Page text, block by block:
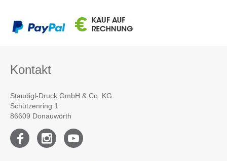
Kontakt
Staudigl-Druck GmbH & Co. KG
Schützenring 1
86609 Donauwörth